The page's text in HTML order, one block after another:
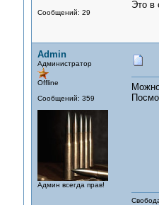
Сообщений: 29
Это в
Admin
Администратор
Offline
Сообщений: 359
Админ всегда прав!